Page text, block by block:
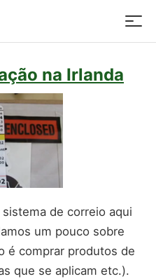
na Irlanda
de correio aqui
um pouco sobre
é comprar produtos de
que se aplicam etc.).